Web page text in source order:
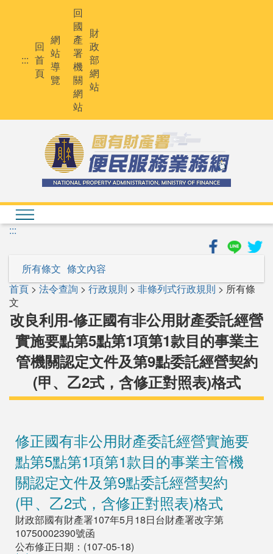
:::
回
首
頁
網
站
導
覽
回
國
產
署
機
關
網
站
財
政
部
網
站
:::
所有條文 條文內容
首頁 > 法令查詢 > 行政規則 > 非條列式行政規則 > 所有條
文
改良利用-修正國有非公用財產委託經營
實施要點第5點第1項第1款目的事業主
管機關認定文件及第9點委託經營契約
(甲、乙2式，含修正對照表)格式
修正國有非公用財產委託經營實施要
點第5點第1項第1款目的事業主管機
關認定文件及第9點委託經營契約
(甲、乙2式，含修正對照表)格式
財政部國有財產署107年5月18日台財產署改字第
10750002390號函
公布修正日期：(107-05-18)